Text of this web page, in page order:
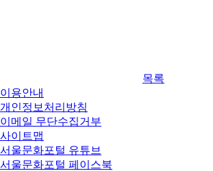
목록
이용안내
개인정보처리방침
이메일 무단수집거부
사이트맵
서울문화포털 유튜브
서울문화포털 페이스북